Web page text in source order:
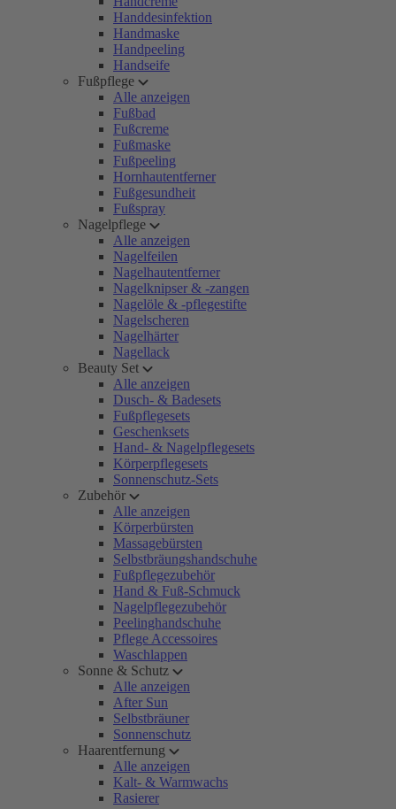
Handdesinfektion
Handmaske
Handpeeling
Handseife
Fußpflege
Alle anzeigen
Fußbad
Fußcreme
Fußmaske
Fußpeeling
Hornhautentferner
Fußgesundheit
Fußspray
Nagelpflege
Alle anzeigen
Nagelfeilen
Nagelhautentferner
Nagelknipser & -zangen
Nagelöle & -pflegestifte
Nagelscheren
Nagelhärter
Nagellack
Beauty Set
Alle anzeigen
Dusch- & Badesets
Fußpflegesets
Geschenksets
Hand- & Nagelpflegesets
Körperpflegesets
Sonnenschutz-Sets
Zubehör
Alle anzeigen
Körperbürsten
Massagebürsten
Selbstbräungshandschuhe
Fußpflegezubehör
Hand & Fuß-Schmuck
Nagelpflegezubehör
Peelinghandschuhe
Pflege Accessoires
Waschlappen
Sonne & Schutz
Alle anzeigen
After Sun
Selbstbräuner
Sonnenschutz
Haarentfernung
Alle anzeigen
Kalt- & Warmwachs
Rasierer